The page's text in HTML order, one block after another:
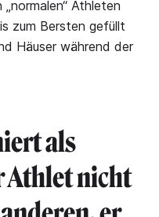
Athleten
zum Bersten gefüllt
Häuser während der
als
Athlet nicht